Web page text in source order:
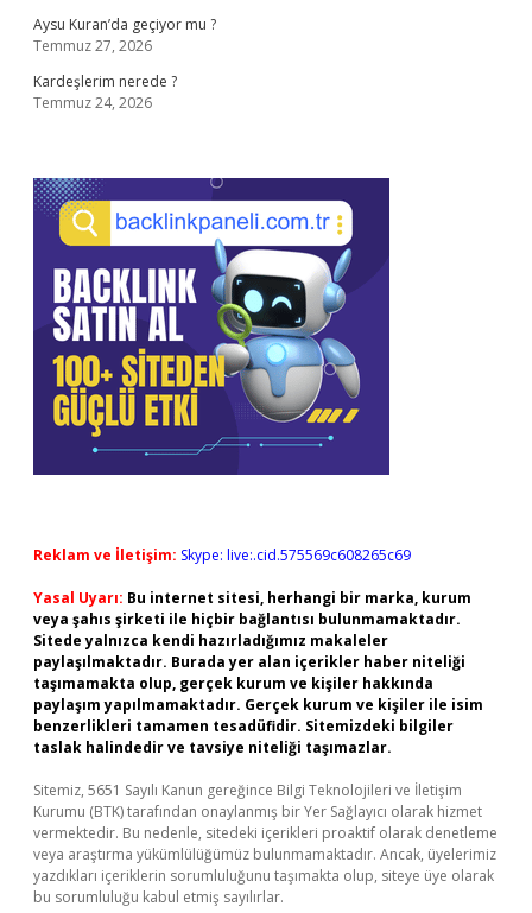
Aysu Kuran’da geçiyor mu ?
Temmuz 27, 2026
Kardeşlerim nerede ?
Temmuz 24, 2026
Reklam ve İletişim: Skype: live:.cid.575569c608265c69
Yasal Uyarı: Bu internet sitesi, herhangi bir marka, kurum
veya şahıs şirketi ile hiçbir bağlantısı bulunmamaktadır.
Sitede yalnızca kendi hazırladığımız makaleler
paylaşılmaktadır. Burada yer alan içerikler haber niteliği
taşımamakta olup, gerçek kurum ve kişiler hakkında
paylaşım yapılmamaktadır. Gerçek kurum ve kişiler ile isim
benzerlikleri tamamen tesadüfidir. Sitemizdeki bilgiler
taslak halindedir ve tavsiye niteliği taşımazlar.
Sitemiz, 5651 Sayılı Kanun gereğince Bilgi Teknolojileri ve İletişim
Kurumu (BTK) tarafından onaylanmış bir Yer Sağlayıcı olarak hizmet
vermektedir. Bu nedenle, sitedeki içerikleri proaktif olarak denetleme
veya araştırma yükümlülüğümüz bulunmamaktadır. Ancak, üyelerimiz
yazdıkları içeriklerin sorumluluğunu taşımakta olup, siteye üye olarak
bu sorumluluğu kabul etmiş sayılırlar.